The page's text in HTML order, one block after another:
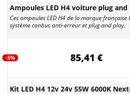
Ampoules LED H4 voiture plug and
Ces ampoules LED H4 de la marque
système canbus anti-erreur et plug and play.
-5% 85,41 €
Kit LED H4 12v 24v 55W 6000K